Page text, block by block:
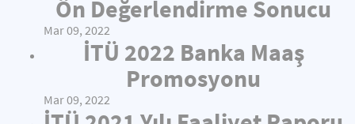
Ön Değerlendirme Sonucu
Mar 09, 2022
İTÜ 2022 Banka Maaş
Promosyonu
Mar 09, 2022